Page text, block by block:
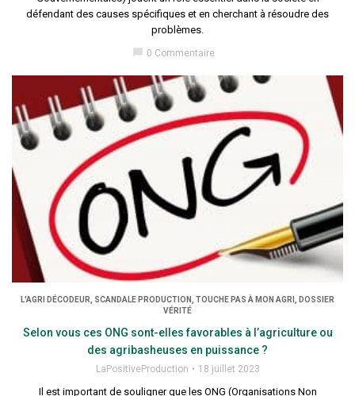
défendant des causes spécifiques et en cherchant à résoudre des
problèmes.
0 Commentaire
L'AGRI DÉCODEUR, SCANDALE PRODUCTION, TOUCHE PAS À MON AGRI, DOSSIER
VÉRITÉ
Selon vous ces ONG sont-elles favorables à l’agriculture ou
des agribasheuses en puissance ?
LaPositiveProduction 18 juillet 2023
Il est important de souligner que les ONG (Organisations Non